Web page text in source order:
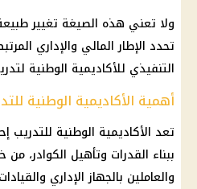
ولا تعني هذه الصيغة تغيير
تحدد الإطار المالي والإداري
التنفيذي للأكاديمية الوطنية
أهمية الأكاديمية الوطنية
تعد الأكاديمية الوطنية
ببناء القدرات وتأهيل الكوادر،
والعاملين بالجهاز الإداري